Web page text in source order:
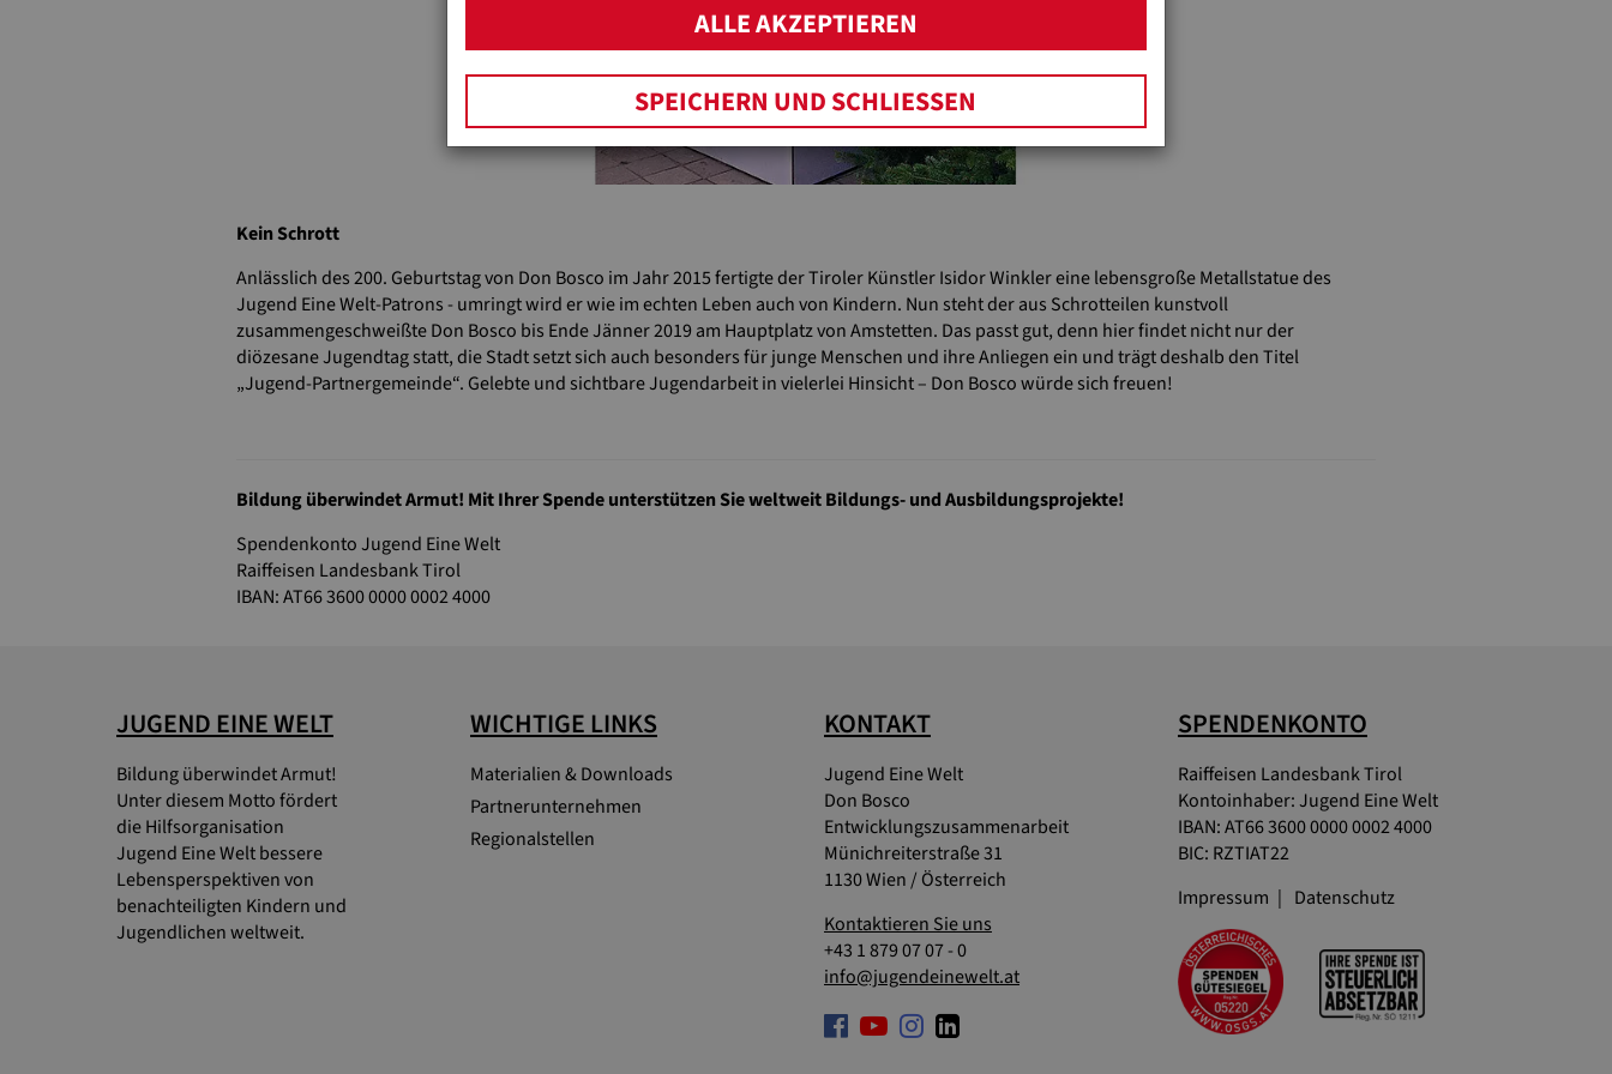
Kein Schrott
Anlässlich des 200. Geburtstag von Don Bosco im Jahr 2015 fertigte der Tiroler Künstler Isidor Winkler eine lebensgroße Metallstatue des
Jugend Eine Welt-Patrons - umringt wird er wie im echten Leben auch von Kindern. Nun steht der aus Schrotteilen kunstvoll
zusammengeschweißte Don Bosco bis Ende Jänner 2019 am Hauptplatz von Amstetten. Das passt gut, denn hier findet nicht nur der
diözesane Jugendtag statt, die Stadt setzt sich auch besonders für junge Menschen und ihre Anliegen ein und trägt deshalb den Titel
„Jugend-Partnergemeinde“. Gelebte und sichtbare Jugendarbeit in vielerlei Hinsicht – Don Bosco würde sich freuen!
Bildung überwindet Armut! Mit Ihrer Spende unterstützen Sie weltweit Bildungs- und Ausbildungsprojekte!
Spendenkonto Jugend Eine Welt
Raiffeisen Landesbank Tirol
IBAN: AT66 3600 0000 0002 4000
JUGEND EINE WELT
Bildung überwindet Armut!
Unter diesem Motto fördert
die Hilfsorganisation
Jugend Eine Welt bessere
Lebensperspektiven von
benachteiligten Kindern und
Jugendlichen weltweit.
WICHTIGE LINKS
Materialien & Downloads
Partnerunternehmen
Regionalstellen
KONTAKT
Jugend Eine Welt
Don Bosco
Entwicklungszusammenarbeit
Münichreiterstraße 31
1130 Wien / Österreich
Kontaktieren Sie uns
+43 1 879 07 07 - 0
info@jugendeinewelt.at
SPENDENKONTO
Raiffeisen Landesbank Tirol
Kontoinhaber: Jugend Eine Welt
IBAN: AT66 3600 0000 0002 4000
BIC: RZTIAT22
Impressum
Datenschutz
ALLE AKZEPTIEREN
SPEICHERN UND SCHLIESSEN